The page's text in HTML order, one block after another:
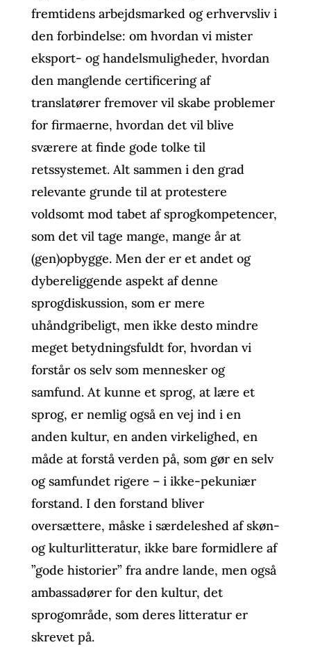
fremtidens arbejdsmarked og erhvervsliv i
den forbindelse: om hvordan vi mister
eksport- og handelsmuligheder, hvordan
den manglende certificering af
translatører fremover vil skabe problemer
for firmaerne, hvordan det vil blive
sværere at finde gode tolke til
retssystemet. Alt sammen i den grad
relevante grunde til at protestere
voldsomt mod tabet af sprogkompetencer,
som det vil tage mange, mange år at
(gen)opbygge. Men der er et andet og
dybereliggende aspekt af denne
sprogdiskussion, som er mere
uhåndgribeligt, men ikke desto mindre
meget betydningsfuldt for, hvordan vi
forstår os selv som mennesker og
samfund. At kunne et sprog, at lære et
sprog, er nemlig også en vej ind i en
anden kultur, en anden virkelighed, en
måde at forstå verden på, som gør en selv
og samfundet rigere – i ikke-pekuniær
forstand. I den forstand bliver
oversættere, måske i særdeleshed af skøn-
og kulturlitteratur, ikke bare formidlere af
”gode historier” fra andre lande, men også
ambassadører for den kultur, det
sprogområde, som deres litteratur er
skrevet på.